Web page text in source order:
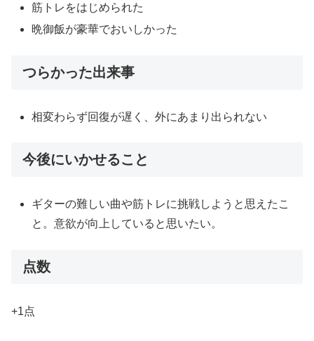
筋トレをはじめられた
晩御飯が豪華でおいしかった
つらかった出来事
相変わらず回復が遅く、外にあまり出られない
今後にいかせること
ギターの難しい曲や筋トレに挑戦しようと思えたこ
と。意欲が向上していると思いたい。
点数
+1点